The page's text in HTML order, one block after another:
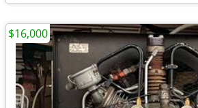
$16,000